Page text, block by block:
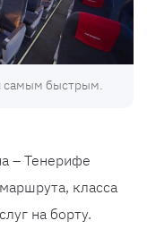
самым быстрым.
– Тенерифе
класса
на борту.